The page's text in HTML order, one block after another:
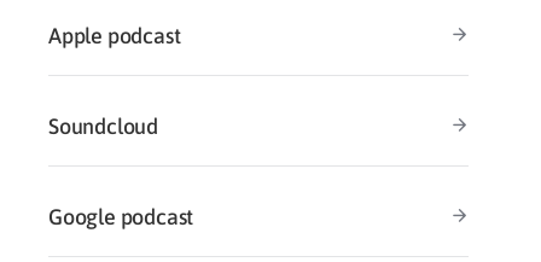
Apple podcast
Soundcloud
Google podcast